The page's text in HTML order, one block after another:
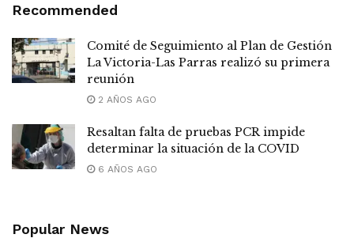
Recommended
Comité de Seguimiento al Plan de Gestión
La Victoria-Las Parras realizó su primera
reunión
2 AÑOS AGO
Resaltan falta de pruebas PCR impide
determinar la situación de la COVID
6 AÑOS AGO
Popular News